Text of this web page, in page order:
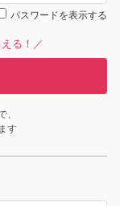
パスワードを表示する
る！／
、
す